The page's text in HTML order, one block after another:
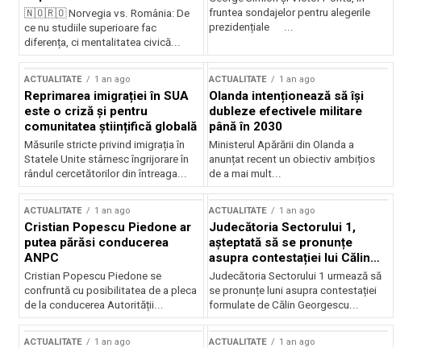
🇳🇴🇷🇴 Norvegia vs. România: De
ce nu studiile superioare fac
diferența, ci mentalitatea civică...
fruntea sondajelor pentru alegerile
prezidențiale ...
ACTUALITATE 1 an ago
Reprimarea imigrației în SUA
este o criză și pentru
comunitatea științifică globală
Măsurile stricte privind imigrația în
Statele Unite stârnesc îngrijorare în
rândul cercetătorilor din întreaga...
ACTUALITATE 1 an ago
Olanda intenționează să își
dubleze efectivele militare
până în 2030
Ministerul Apărării din Olanda a
anunțat recent un obiectiv ambițios
de a mai mult...
ACTUALITATE 1 an ago
Cristian Popescu Piedone ar
putea părăsi conducerea
ANPC
Cristian Popescu Piedone se
confruntă cu posibilitatea de a pleca
de la conducerea Autorității...
ACTUALITATE 1 an ago
Judecătoria Sectorului 1,
așteptată să se pronunțe
asupra contestației lui Călin
Georgescu privind controlul
judiciar
Judecătoria Sectorului 1 urmează să
se pronunțe luni asupra contestației
formulate de Călin Georgescu...
ACTUALITATE 1 an ago ACTUALITATE 1 an ago